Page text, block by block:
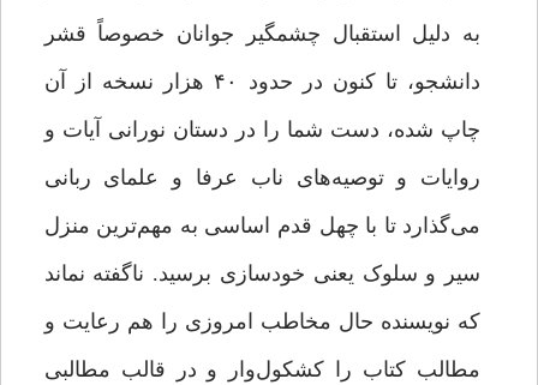
به دلیل استقبال چشمگیر جوانان خصوصاً قشر
دانشجو، تا کنون در حدود ۴۰ هزار نسخه از آن
چاپ شده، دست شما را در دستان نورانی آیات و
روایات و توصیه‌های ناب عرفا و علمای ربانی
می‌گذارد تا با چهل قدم اساسی به مهم‌ترین منزل
سیر و سلوک یعنی خودسازی برسید. ناگفته نماند
که نویسنده حال مخاطب امروزی را هم رعایت و
مطالب کتاب را کشکول‌وار و در قالب مطالبی